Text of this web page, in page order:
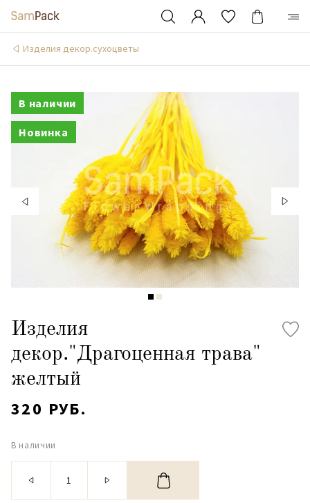
Изделия декор.сухоцветы
В наличии
Новинка
Изделия
декор."Драгоценная трава"
желтый
320 РУБ.
В наличии